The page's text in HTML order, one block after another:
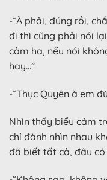
-“À phải, đúng rồi,
đi thì cũng phải nói
cảm ha, nếu nói
hay…”
-“Thục Quyên à em
Nhìn thấy biểu cảm
chỉ đành nhìn nhau
đã biết tất cả, đâu